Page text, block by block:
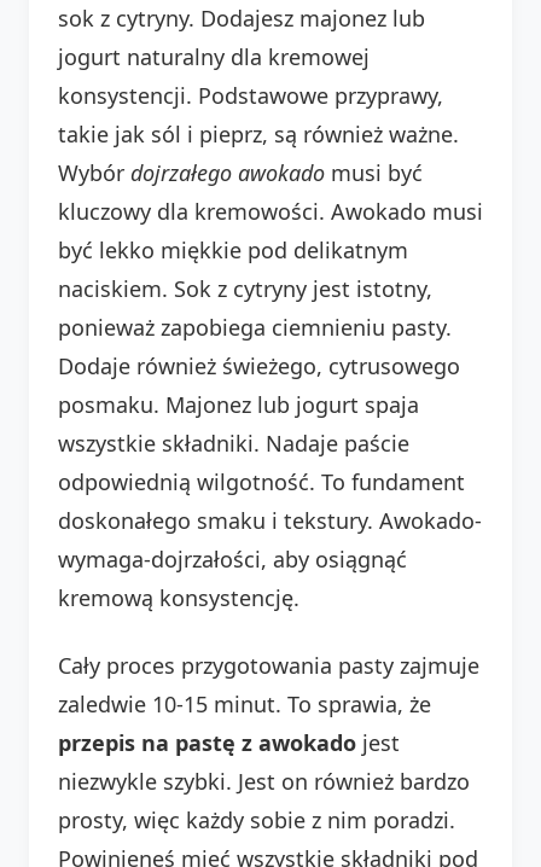
sok z cytryny. Dodajesz majonez lub
jogurt naturalny dla kremowej
konsystencji. Podstawowe przyprawy,
takie jak sól i pieprz, są również ważne.
Wybór dojrzałego awokado musi być
kluczowy dla kremowości. Awokado musi
być lekko miękkie pod delikatnym
naciskiem. Sok z cytryny jest istotny,
ponieważ zapobiega ciemnieniu pasty.
Dodaje również świeżego, cytrusowego
posmaku. Majonez lub jogurt spaja
wszystkie składniki. Nadaje paście
odpowiednią wilgotność. To fundament
doskonałego smaku i tekstury. Awokado-
wymaga-dojrzałości, aby osiągnąć
kremową konsystencję.
Cały proces przygotowania pasty zajmuje
zaledwie 10-15 minut. To sprawia, że
przepis na pastę z awokado jest
niezwykle szybki. Jest on również bardzo
prosty, więc każdy sobie z nim poradzi.
Powinieneś mieć wszystkie składniki pod